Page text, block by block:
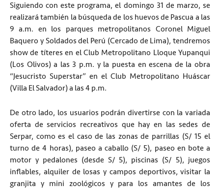
Siguiendo con este programa, el domingo 31 de marzo, se
realizará también la búsqueda de los huevos de Pascua a las
9 a.m. en los parques metropolitanos Coronel Miguel
Baquero y Soldados del Perú (Cercado de Lima), tendremos
show de títeres en el Club Metropolitano Lloque Yupanqui
(Los Olivos) a las 3 p.m. y la puesta en escena de la obra
“Jesucristo Superstar” en el Club Metropolitano Huáscar
(Villa El Salvador) a las 4 p.m.
De otro lado, los usuarios podrán divertirse con la variada
oferta de servicios recreativos que hay en las sedes de
Serpar, como es el caso de las zonas de parrillas (S/ 15 el
turno de 4 horas), paseo a caballo (S/ 5), paseo en bote a
motor y pedalones (desde S/ 5), piscinas (S/ 5), juegos
inflables, alquiler de losas y campos deportivos, visitar la
granjita y mini zoológicos y para los amantes de los